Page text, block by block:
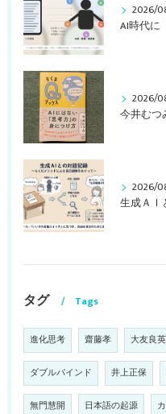
2026/
2026/
2026/
タグ Tags
進化思考 齋藤孝 大友良英
ダブルバインド 井上正保
無門慧開 日本語の起源